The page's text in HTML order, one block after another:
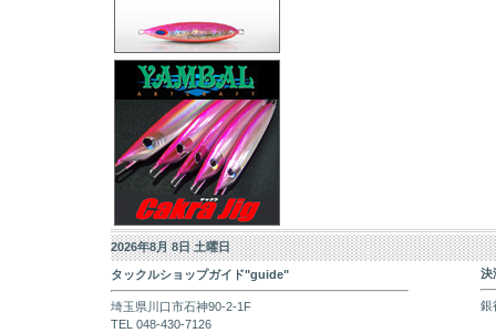
2026年8月 8日 土曜日
タックルショップガイド"guide"
埼玉県川口市石神90-2-1F
TEL 048-430-7126
決
銀